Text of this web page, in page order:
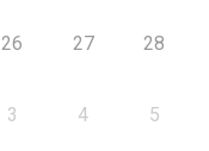
26 27 28
3 4 5